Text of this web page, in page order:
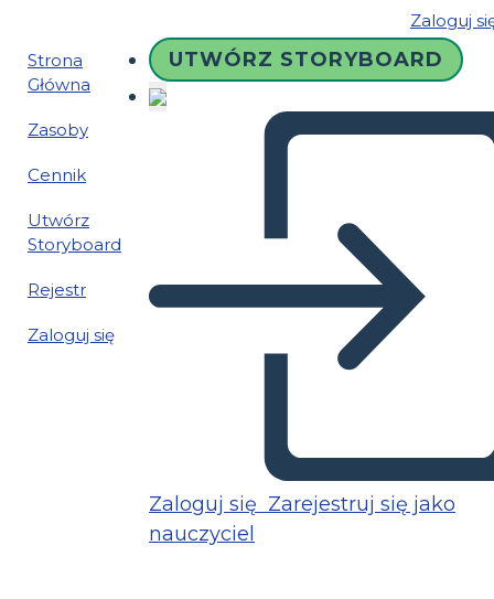
Zaloguj
Strona
Główna
Zasoby
Cennik
Utwórz
Storyboard
Rejestr
Zaloguj się
UTWÓRZ STORYBOARD
Zaloguj się Zarejestruj się jako
nauczyciel